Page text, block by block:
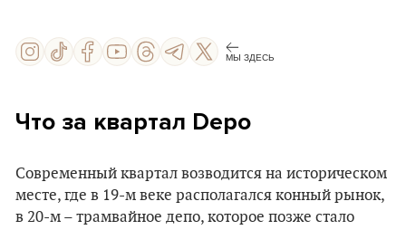
МЫ ЗДЕСЬ
Что за квартал Depo
Современный квартал возводится на историческом
месте, где в 19-м веке располагался конный рынок,
в 20-м – трамвайное депо, которое позже стало